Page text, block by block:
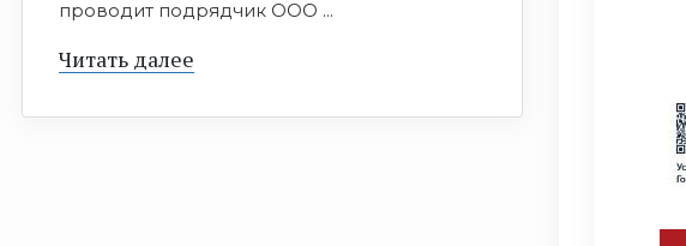
проводит подрядчик ООО ...
Читать далее